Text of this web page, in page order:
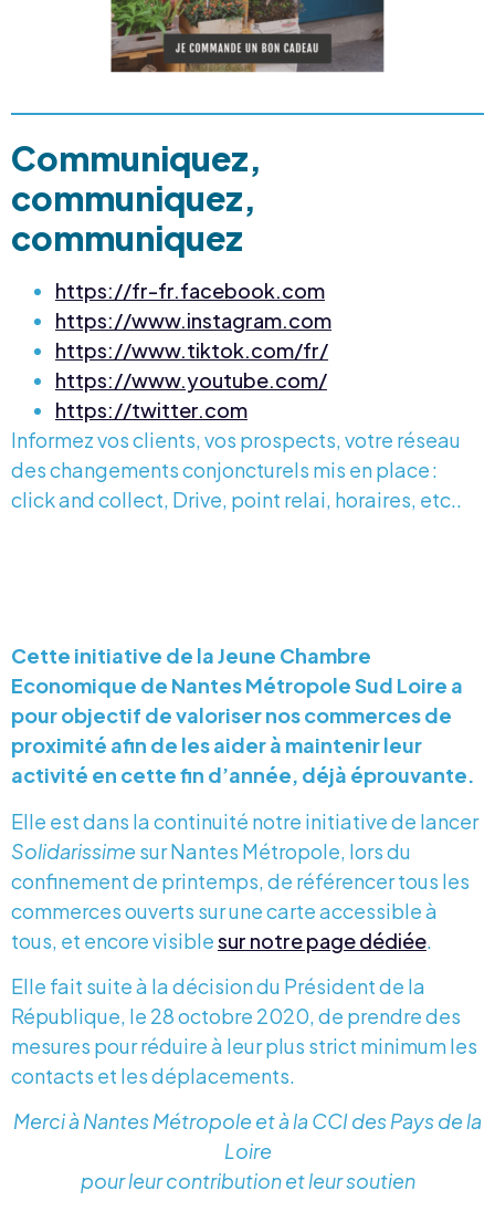
Communiquez,
communiquez,
communiquez
https://fr-fr.facebook.com
https://www.instagram.com
https://www.tiktok.com/fr/
https://www.youtube.com/
https://twitter.com
Informez vos clients, vos prospects, votre réseau
des changements conjoncturels mis en place :
click and collect, Drive, point relai, horaires, etc..
Cette initiative de la Jeune Chambre
Economique de Nantes Métropole Sud Loire a
pour objectif de valoriser nos commerces de
proximité afin de les aider à maintenir leur
activité en cette fin d’année, déjà éprouvante.
Elle est dans la continuité notre initiative de lancer
Solidarissimesur Nantes Métropole, lors du
confinement de printemps, de référencer tous les
commerces ouverts sur une carte accessible à
tous, et encore visiblesur notre page dédiée
Elle fait suite à la décision du Président de la
République, le 28 octobre 2020, de prendre des
mesures pour réduire à leur plus strict minimum les
contacts et les déplacements.
Merci à Nantes Métropole et à la CCI des Pays de la
Loire
pour leur contribution et leur soutien